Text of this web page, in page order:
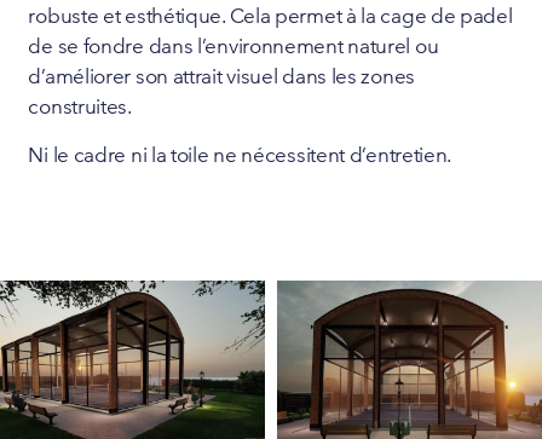
robuste et esthétique. Cela permet à la cage de padel
de se fondre dans l’environnement naturel ou
d’améliorer son attrait visuel dans les zones
construites.
Ni le cadre ni la toile ne nécessitent d’entretien.